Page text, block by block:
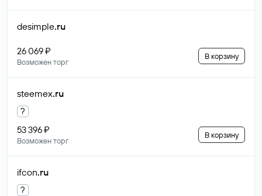
desimple.ru
26 069 ₽
Возможен торг
В корзину
steemex.ru
?
53 396 ₽
Возможен торг
В корзину
ifcon.ru
?